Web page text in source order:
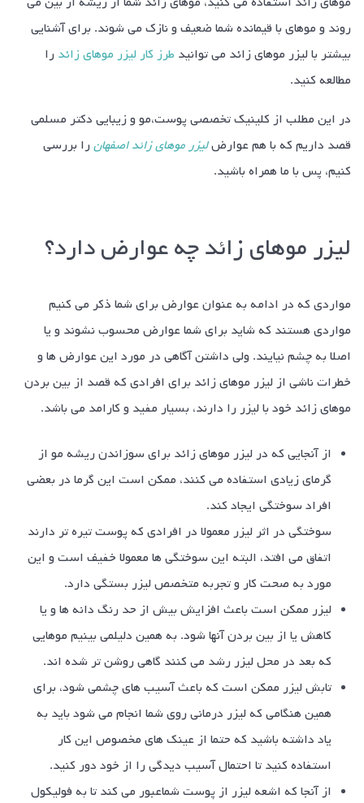
روند و موهای با قیمانده شما ضعیف و نازک می شوند. برای آشنایی
بیشتر با لیزر موهای زائد می توانید طرز کار لیزر موهای زائد را
مطالعه کنید.
در این مطلب از کلینیک تخصصی پوست،مو و زیبایی دکتر مسلمی
قصد داریم که با هم عوارضلیزر موهای زائد اصفهان را بررسی
کنیم، پس با ما همراه باشید.
لیزر موهای زائد چه عوارض دارد؟
مواردی که در ادامه به عنوان عوارض برای شما ذکر می کنیم
مواردی هستند که شاید برای شما عوارض محسوب نشوند و یا
اصلا به چشم نیایند. ولی داشتن آگاهی در مورد این عوارض ها و
خطرات ناشی از لیزر موهای زائد برای افرادی که قصد از بین بردن
موهای زائد خود با لیزر را دارند، بسیار مفید و کارامد می باشد.
از آنجایی که در لیزر موهای زائد برای سوزاندن ریشه مو از
گرمای زیادی استفاده می کنند، ممکن است این گرما در بعضی
افراد سوختگی ایجاد کند.
سوختگی در اثر لیزر معمولا در افرادی که پوست تیره تر دارند
اتفاق می افتد، البته این سوختگی ها معمولا خفیف است و این
مورد به صحت کار و تجربه متخصص لیزر بستگی دارد.
لیزر ممکن است باعث افزایش بیش از حد رنگ دانه ها و یا
کاهش یا از بین بردن آنها شود. به همین دلیلمی بینیم موهایی
که بعد در محل لیزر رشد می کنند گاهی روشن تر شده اند.
تابش لیزر ممکن است که باعث آسیب های چشمی شود، برای
همین هنگامی که لیزر درمانی روی شما انجام می شود باید به
یاد داشته باشید که حتما از عینک های مخصوص این کار
استفاده کنید تا احتمال آسیب دیدگی را از خود دور کنید.
از آنجا که اشعه لیزر از پوست شماعبور می کند تا به فولیکول